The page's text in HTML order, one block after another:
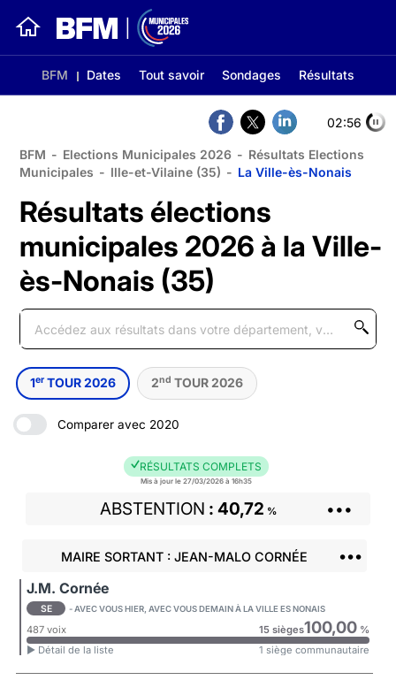
BFM Dates Tout savoir Sondages Résultats
02:56
BFM - Elections Municipales 2026 - Résultats Elections
Municipales - Ille-et-Vilaine (35) - La Ville-ès-Nonais
Résultats élections
municipales 2026 à la Ville-
ès-Nonais (35)
1er TOUR 2026 2nd TOUR 2026
Comparer avec 2020
RÉSULTATS COMPLETS
Mis à jour le 27/03/2026 à 16h35
ABSTENTION 40,72 % •••
MAIRE SORTANT : JEAN-MALO CORNÉE •••
J.M. Cornée
SE - AVEC VOUS HIER, AVEC VOUS DEMAIN À LA VILLE ES NONAIS
487 voix 15 sièges100,00%
► Détail de la liste
1 siège communautaire